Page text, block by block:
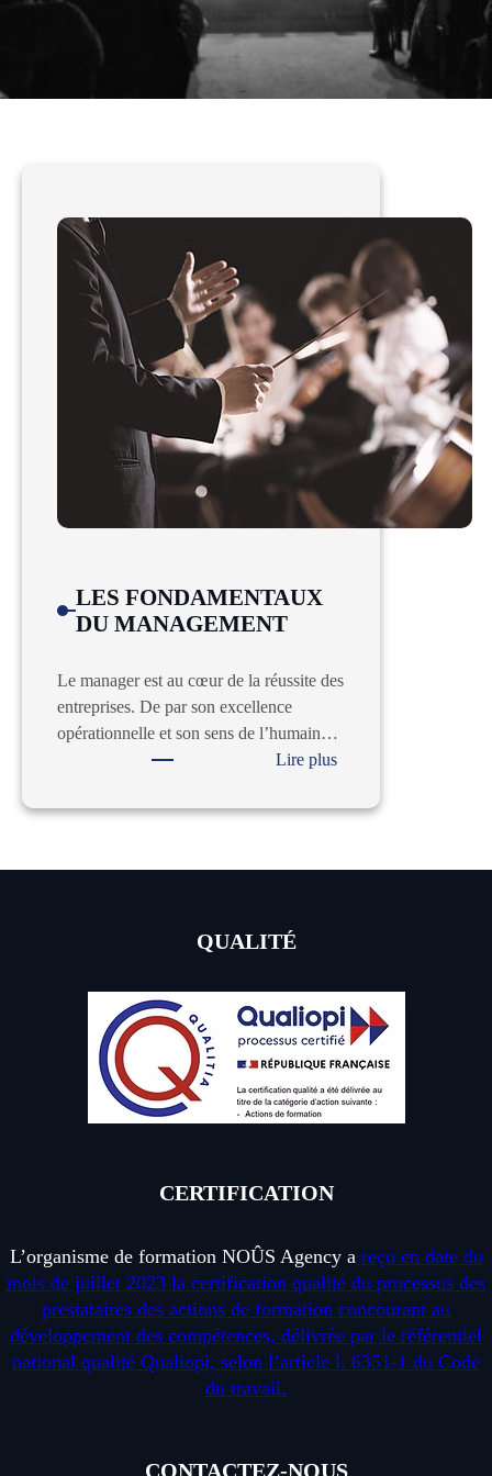
LES FONDAMENTAUX
DU MANAGEMENT
Le manager est au cœur de la réussite des
entreprises. De par son excellence
opérationnelle et son sens de l’humain…
Lire plus:
FONDAMENTAUX
QUALITÉ
CERTIFICATION
L’organisme de formation NOÛS Agency a reçu en date du
mois de juillet 2023 la certification qualité du processus des
prestataires des actions de formation concourant au
développement des compétences, délivrée par le référentiel
national qualité Qualiopi, selon l’article l. 6351-1 du Code
du travail.
CONTACTEZ-NOUS